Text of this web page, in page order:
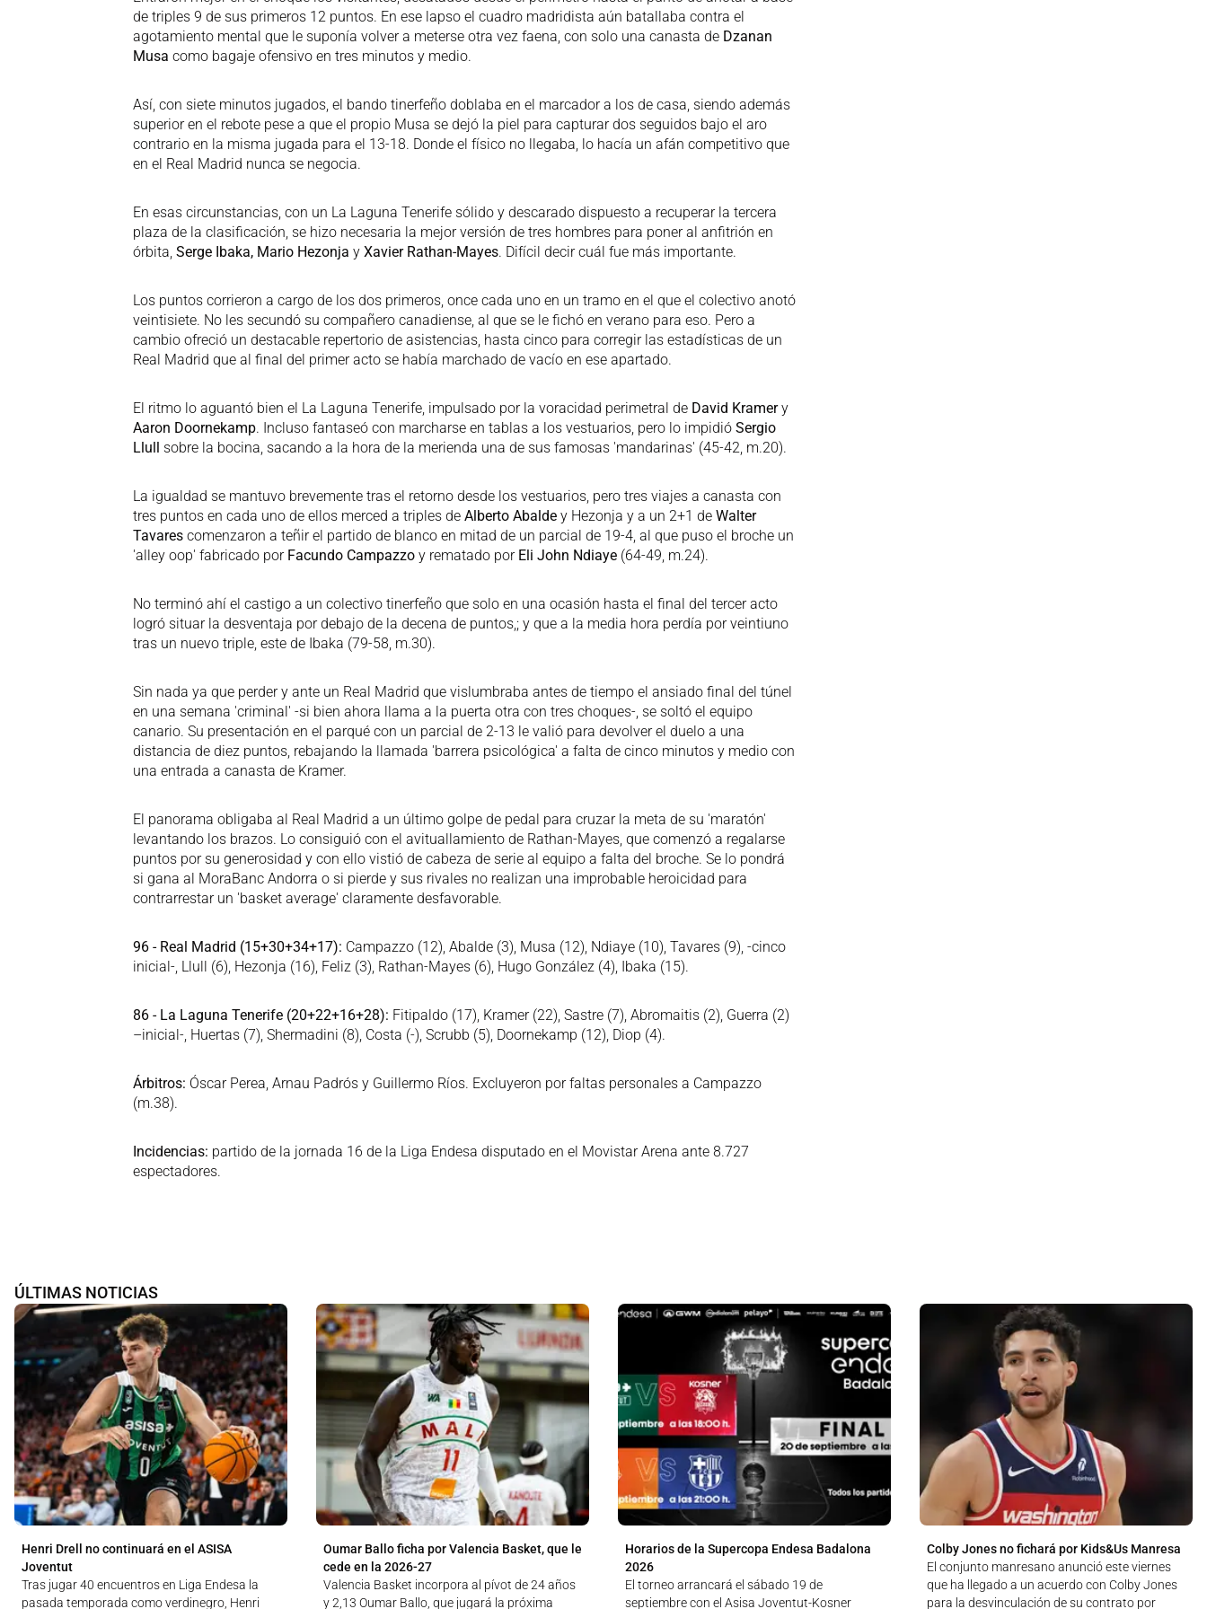
de triples 9 de sus primeros 12 puntos. En ese lapso el cuadro madridista aún batallaba contra el
agotamiento mental que le suponía volver a meterse otra vez faena, con solo una canasta de Dzanan
Musa como bagaje ofensivo en tres minutos y medio.
Así, con siete minutos jugados, el bando tinerfeño doblaba en el marcador a los de casa, siendo además
superior en el rebote pese a que el propio Musa se dejó la piel para capturar dos seguidos bajo el aro
contrario en la misma jugada para el 13-18. Donde el físico no llegaba, lo hacía un afán competitivo que
en el Real Madrid nunca se negocia.
En esas circunstancias, con un La Laguna Tenerife sólido y descarado dispuesto a recuperar la tercera
plaza de la clasificación, se hizo necesaria la mejor versión de tres hombres para poner al anfitrión en
órbita, Serge Ibaka, Mario Hezonja y Xavier Rathan-Mayes. Difícil decir cuál fue más importante.
Los puntos corrieron a cargo de los dos primeros, once cada uno en un tramo en el que el colectivo anotó
veintisiete. No les secundó su compañero canadiense, al que se le fichó en verano para eso. Pero a
cambio ofreció un destacable repertorio de asistencias, hasta cinco para corregir las estadísticas de un
Real Madrid que al final del primer acto se había marchado de vacío en ese apartado.
El ritmo lo aguantó bien el La Laguna Tenerife, impulsado por la voracidad perimetral de David Kramery
Aaron Doornekamp. Incluso fantaseó con marcharse en tablas a los vestuarios, pero lo impidió Sergio
Llull sobre la bocina, sacando a la hora de la merienda una de sus famosas 'mandarinas' (45-42, m.20).
La igualdad se mantuvo brevemente tras el retorno desde los vestuarios, pero tres viajes a canasta con
tres puntos en cada uno de ellos merced a triples de Alberto Abalde y Hezonja y a un 2+1 de Walter
Tavares comenzaron a teñir el partido de blanco en mitad de un parcial de 19-4, al que puso el broche un
'alley oop' fabricado por Facundo Campazzo y rematado por Eli John Ndiaye (64-49, m.24).
No terminó ahí el castigo a un colectivo tinerfeño que solo en una ocasión hasta el final del tercer acto
logró situar la desventaja por debajo de la decena de puntos,; y que a la media hora perdía por veintiuno
tras un nuevo triple, este de Ibaka (79-58, m.30).
Sin nada ya que perder y ante un Real Madrid que vislumbraba antes de tiempo el ansiado final del túnel
en una semana 'criminal' -si bien ahora llama a la puerta otra con tres choques-, se soltó el equipo
canario. Su presentación en el parqué con un parcial de 2-13 le valió para devolver el duelo a una
distancia de diez puntos, rebajando la llamada 'barrera psicológica' a falta de cinco minutos y medio con
una entrada a canasta de Kramer.
El panorama obligaba al Real Madrid a un último golpe de pedal para cruzar la meta de su 'maratón'
levantando los brazos. Lo consiguió con el avituallamiento de Rathan-Mayes, que comenzó a regalarse
puntos por su generosidad y con ello vistió de cabeza de serie al equipo a falta del broche. Se lo pondrá
si gana al MoraBanc Andorra o si pierde y sus rivales no realizan una improbable heroicidad para
contrarrestar un 'basket average' claramente desfavorable.
96 - Real Madrid (15+30+34+17): Campazzo (12), Abalde (3), Musa (12), Ndiaye (10), Tavares (9), -cinco
inicial-, Llull (6), Hezonja (16), Feliz (3), Rathan-Mayes (6), Hugo González (4), Ibaka (15).
86 - La Laguna Tenerife (20+22+16+28): Fitipaldo (17), Kramer (22), Sastre (7), Abromaitis (2), Guerra (2)
–inicial-, Huertas (7), Shermadini (8), Costa (-), Scrubb (5), Doornekamp (12), Diop (4).
Árbitros: Óscar Perea, Arnau Padrós y Guillermo Ríos. Excluyeron por faltas personales a Campazzo
(m.38).
Incidencias: partido de la jornada 16 de la Liga Endesa disputado en el Movistar Arena ante 8.727
espectadores.
ÚLTIMAS NOTICIAS
Henri Drell no continuará en el ASISA
Joventut
Tras jugar 40 encuentros en Liga Endesa la
pasada temporada como verdinegro, Henri
Oumar Ballo ficha por Valencia Basket, que le
cede en la 2026-27
Valencia Basket incorpora al pívot de 24 años
y 2,13 Oumar Ballo, que jugará la próxima
Horarios de la Supercopa Endesa Badalona
2026
El torneo arrancará el sábado 19 de
septiembre con el Asisa Joventut-Kosner
Colby Jones no fichará por Kids&Us Manresa
El conjunto manresano anunció este viernes
que ha llegado a un acuerdo con Colby Jones
para la desvinculación de su contrato por